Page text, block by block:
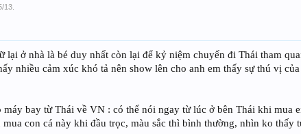
13
ở nhà là bé duy nhất còn lại để kỷ niệm chuyến đi Thái tham
nhiều cảm xúc khó tả nên show lên cho anh em thấy sự thú vị
máy bay từ Thái về VN : có thể nói ngay từ lúc ở bên Thái khi mua
con cá này khi đầu trọc, màu sắc thì bình thường, nhìn ko thấy